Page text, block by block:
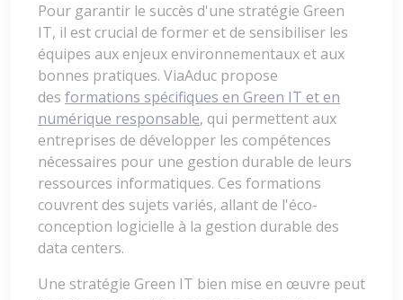
Pour garantir le succès d'une stratégie Green
IT, il est crucial de former et de sensibiliser les
équipes aux enjeux environnementaux et aux
bonnes pratiques. ViaAduc propose
des formations spécifiques en Green IT et en
numérique responsable, qui permettent aux
entreprises de développer les compétences
nécessaires pour une gestion durable de leurs
ressources informatiques. Ces formations
couvrent des sujets variés, allant de l'éco-
conception logicielle à la gestion durable des
data centers.
Une stratégie Green IT bien mise en œuvre peut